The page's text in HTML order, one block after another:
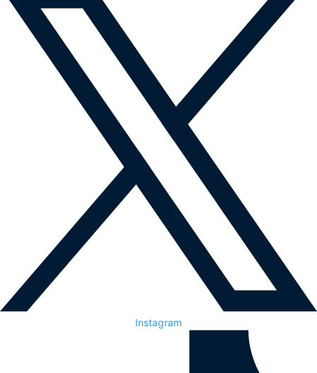
Instagram